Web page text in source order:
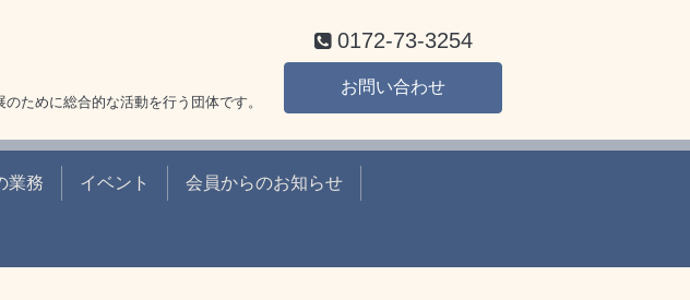
ために総合的な活動を行う団体です。
0172-73-3254
お問い合わせ
業務 イベント 会員からのお知らせ